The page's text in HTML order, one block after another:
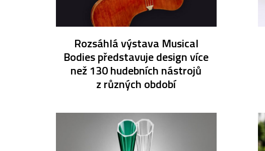
Rozsáhlá výstava Musical
Bodies představuje design více
než 130 hudebních nástrojů
z různých období